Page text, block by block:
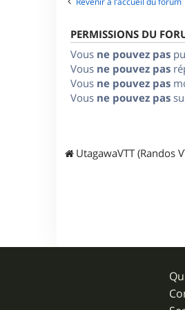
PERMISSIONS DU
Vous ne pouvez pas
Vous ne pouvez pas
Vous ne pouvez pas
Vous ne pouvez pas
UtagawaVTT (Randos